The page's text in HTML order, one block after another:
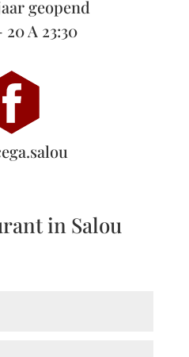
geopend
20 A 23:30
in Salou